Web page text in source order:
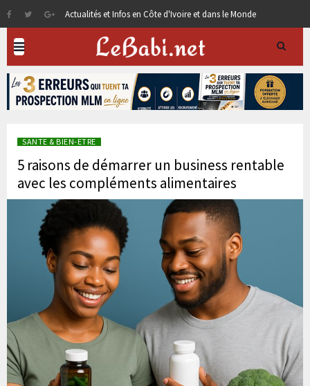
Actualités et Infos en Côte d'Ivoire et dans le Monde
SANTE & BIEN-ETRE
5 raisons de démarrer un business rentable
avec les compléments alimentaires